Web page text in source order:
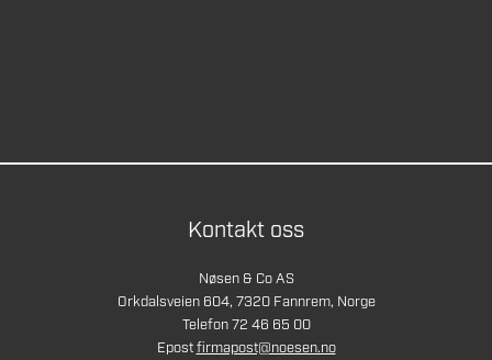
Kontakt oss
Nøsen & Co AS
Orkdalsveien 604, 7320 Fannrem, Norge
Telefon 72 46 65 00
Epostfirmapost@noesen.no